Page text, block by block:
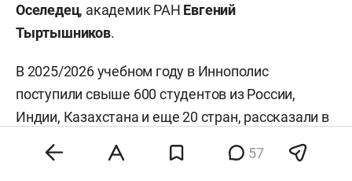
энергетических установок КНИТУ-КАИ Лопатин.
Новая отдельная квота — для вдов участников
СВО.С 2026 года на нее могут претендовать
вдовы участников специальной военной
действиях на территории иностранных
Оселедец, академик РАН Евгений
Тыртышников.
В 2025/2026 учебном году в Иннополис
поступили свыше 600 студентов из России,
Индии, Казахстана и еще 20 стран, рассказали в
вузе. Конкурс — 30 человек на бюджетное
место, на текущую кампанию вуз прогнозирует
57